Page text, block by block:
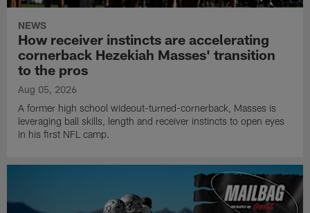
NEWS
How receiver instincts are accelerating
cornerback Hezekiah Masses' transition
to the pros
Aug 05, 2026
A former high school wideout-turned-cornerback, Masses is
leveraging ball skills, length and receiver instincts to open eyes
in his first NFL camp.